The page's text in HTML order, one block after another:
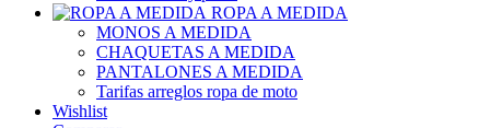
ROPA A MEDIDA
MONOS A MEDIDA
CHAQUETAS A MEDIDA
PANTALONES A MEDIDA
Tarifas arreglos ropa de moto
Wishlist